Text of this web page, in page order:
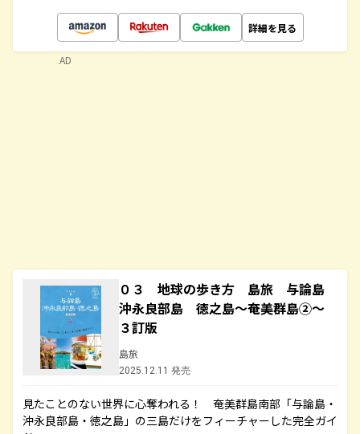
詳細を見る
０３ 地球の歩き方 島旅 与論島
沖永良部島 徳之島～奄美群島②～
３訂版
島旅
2025.12.11 発売
見たことのない世界に心奪われる！ 奄美群島南部「与論島・
沖永良部島・徳之島」の三島だけをフィーチャーした完全ガイ
AD